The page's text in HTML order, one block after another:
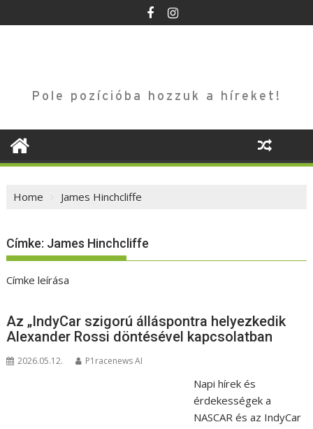
to
Pole pozícióba hozzuk a híreket!
Home James Hinchcliffe
Címke: James Hinchcliffe
Címke leírása
Az „IndyCar szigorú álláspontra helyezkedik
Alexander Rossi döntésével kapcsolatban
2026.05.12. P1racenews AI
Napi hírek és
érdekességek a
NASCAR és az IndyCar